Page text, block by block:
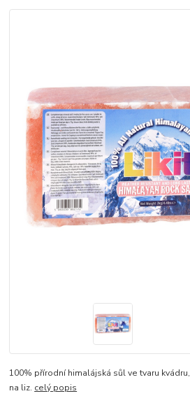
100% přírodní himalájská sůl ve tvaru
na liz. celý popis